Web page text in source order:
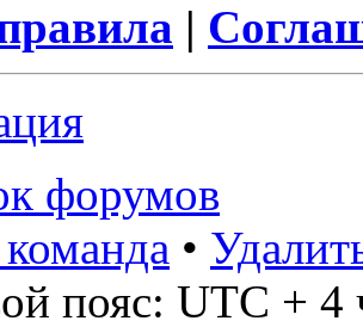
|
форумов
•
пояс: UTC + 4